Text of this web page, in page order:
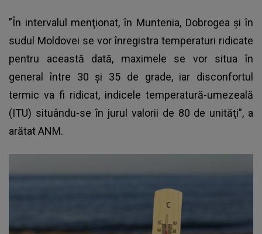
”În intervalul menţionat, în Muntenia, Dobrogea şi în
sudul Moldovei se vor înregistra temperaturi ridicate
pentru această dată, maximele se vor situa în
general între 30 şi 35 de grade, iar disconfortul
termic va fi ridicat, indicele temperatură-umezeală
(ITU) situându-se în jurul valorii de 80 de unităţi”, a
arătat ANM.